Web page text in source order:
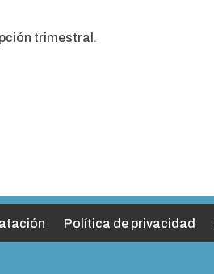
trimestral .
Política de privacidad